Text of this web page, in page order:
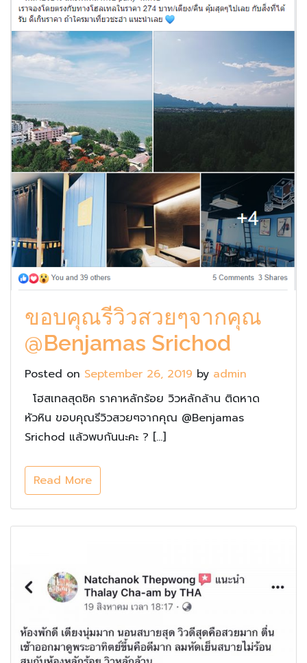
ขอบคุณรีวิวสวยๆจากคุณ
@Benjamas Srichod
Posted on September 26, 2019 by admin
โฮสเทลสุดชิค ราคาหลักร้อย วิวหลักล้าน ติดหาด
หัวหิน ขอบคุณรีวิวสวยๆจากคุณ @Benjamas
Srichod แล้วพบกันนะคะ ? […]
Read More